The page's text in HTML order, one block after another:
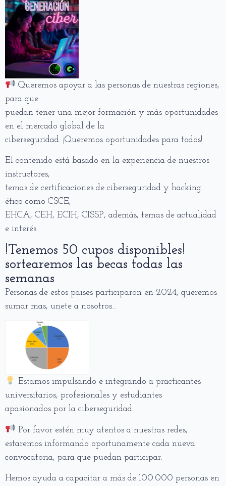
Queremos apoyar a las personas de nuestras regiones,
para que
puedan tener una mejor formación y más oportunidades
en el mercado global de la
ciberseguridad. ¡Queremos oportunidades para todos!.
El contenido está basado en la experiencia de nuestros
instructores,
temas de certificaciones de ciberseguridad y hacking
ético como CSCE,
EHCA, CEH, ECIH, CISSP, además, temas de actualidad
e interés.
!Tenemos 50 cupos disponibles!
sortearemos las becas todas las
semanas
Personas de estos paises participaron en 2024, queremos
sumar mas, unete a nosotros…
Estamos impulsando e integrando a practicantes
universitarios, profesionales y estudiantes
apasionados por la ciberseguridad.
Por favor estén muy atentos a nuestras redes,
estaremos informando oportunamente cada nueva
convocatoria, para que puedan participar.
Hemos ayuda a capacitar a más de 100.000 personas en